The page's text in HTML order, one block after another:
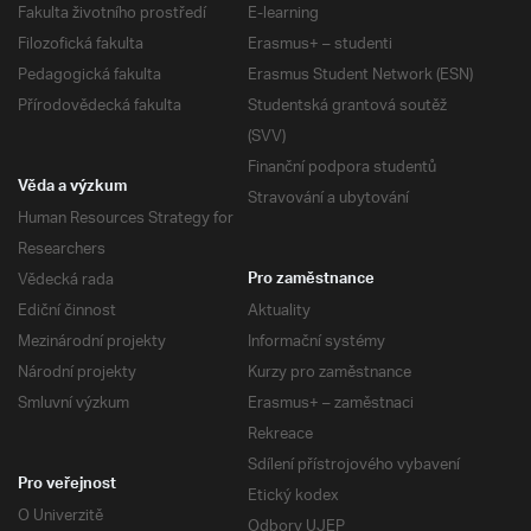
Fakulta životního prostředí
Filozofická fakulta
Pedagogická fakulta
Přírodovědecká fakulta
E-learning
Erasmus+ – studenti
Erasmus Student Network (ESN)
Studentská grantová soutěž
(SVV)
Finanční podpora studentů
Stravování a ubytování
Věda a výzkum
Human Resources Strategy for
Researchers
Vědecká rada
Ediční činnost
Mezinárodní projekty
Národní projekty
Smluvní výzkum
Pro zaměstnance
Aktuality
Informační systémy
Kurzy pro zaměstnance
Erasmus+ – zaměstnaci
Rekreace
Sdílení přístrojového vybavení
Etický kodex
Pro veřejnost
O Univerzitě